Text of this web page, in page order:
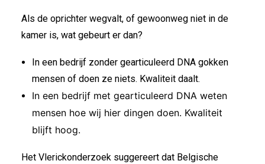
Als de oprichter wegvalt, of gewoonweg niet in de
kamer is, wat gebeurt er dan?
In een bedrijf zonder gearticuleerd DNA gokken
mensen of doen ze niets. Kwaliteit daalt.
In een bedrijf met gearticuleerd DNA weten
mensen hoe wij hier dingen doen. Kwaliteit
blijft hoog.
Het Vlerickonderzoek suggereert dat Belgische